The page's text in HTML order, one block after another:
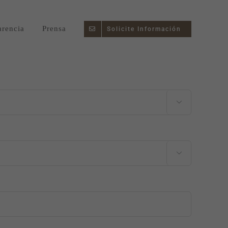
Prensa Solicite Información

